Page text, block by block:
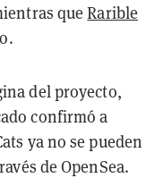
queRarible
del proyecto,
confirmó a
ya no se pueden
de OpenSea.